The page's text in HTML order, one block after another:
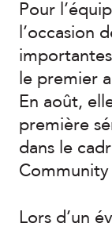
Pour
l’occasion
le premier
En août,
première
dans le
Lors d’un